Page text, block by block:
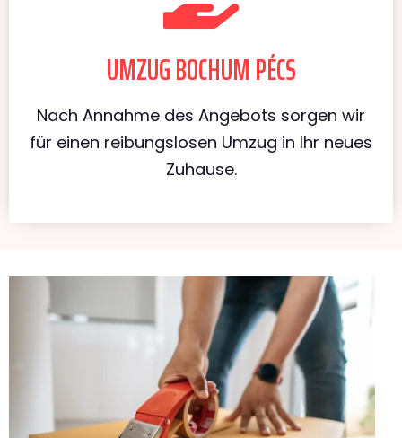
UMZUG BOCHUM PÉCS
Nach Annahme des Angebots sorgen wir
für einen reibungslosen Umzug in Ihr neues
Zuhause.